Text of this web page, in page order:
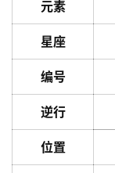
元素
星座
编号
逆行
位置